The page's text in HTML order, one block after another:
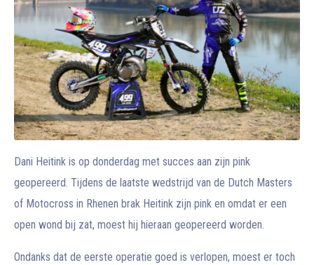
Dani Heitink is op donderdag met succes aan zijn pink
geopereerd. Tijdens de laatste wedstrijd van de Dutch Masters
of Motocross in Rhenen brak Heitink zijn pink en omdat er een
open wond bij zat, moest hij hieraan geopereerd worden.
Ondanks dat de eerste operatie goed is verlopen, moest er toch